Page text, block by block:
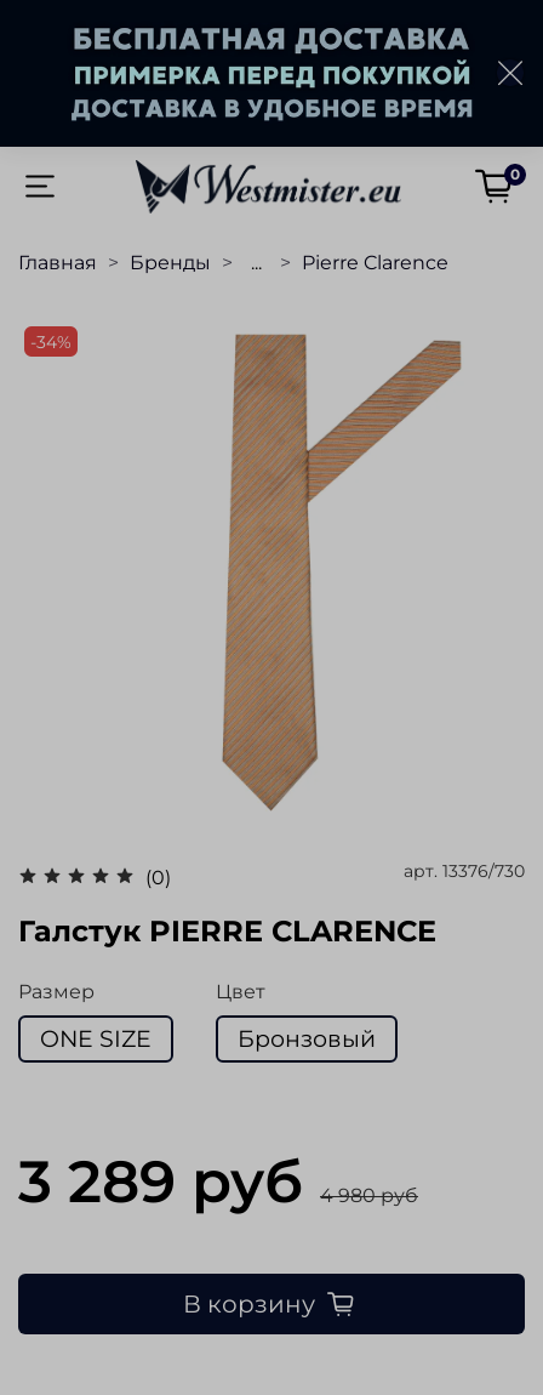
0
Главная Бренды ... Pierre Clarence
-34%
(0) арт. 13376/730
Галстук PIERRE CLARENCE
Размер
ONE SIZE
Цвет
Бронзовый
3 289 руб 4 980 руб
В корзину